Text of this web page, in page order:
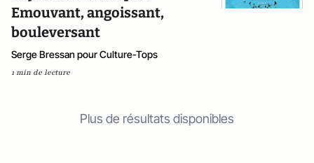
Emouvant, angoissant,
bouleversant
Serge Bressan pour Culture-Tops
1 min de lecture
Plus de résultats disponibles